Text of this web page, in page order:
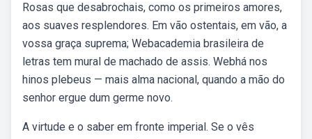
Rosas que desabrochais, como os primeiros amores,
aos suaves resplendores. Em vão ostentais, em vão, a
vossa graça suprema; Webacademia brasileira de
letras tem mural de machado de assis. Webhá nos
hinos plebeus — mais alma nacional, quando a mão do
senhor ergue dum germe novo.
A virtude e o saber em fronte imperial. Se o vês